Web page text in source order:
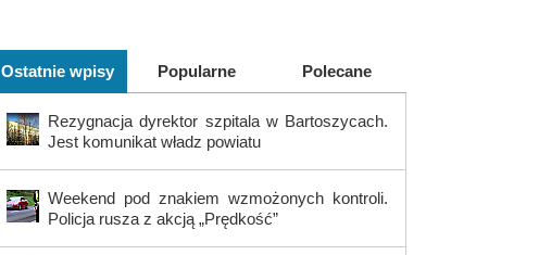
Ostatnie wpisy Popularne Polecane
Rezygnacja dyrektor szpitala w Bartoszycach.
Jest komunikat władz powiatu
Weekend pod znakiem wzmożonych kontroli.
Policja rusza z akcją „Prędkość”